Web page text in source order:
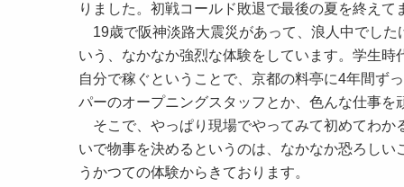
りました。初戦コールド敗退で最後の夏を終えて
19歳で阪神淡路大震災があって、浪人中でした
いう、なかなか強烈な体験をしています。学生
自分で稼ぐということで、京都の料亭に4年間ず
パーのオープニングスタッフとか、色んな仕事を
そこで、やっぱり現場でやってみて初めてわか
いで物事を決めるというのは、なかなか恐ろし
うかつての体験からきております。